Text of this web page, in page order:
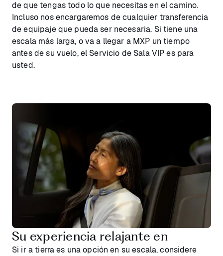
de que tengas todo lo que necesitas en el camino.
Incluso nos encargaremos de cualquier transferencia
de equipaje que pueda ser necesaria. Si tiene una
escala más larga, o va a llegar a MXP un tiempo
antes de su vuelo, el Servicio de Sala VIP es para
usted.
Su experiencia relajante en
Si ir a tierra es una opción en su escala, considere